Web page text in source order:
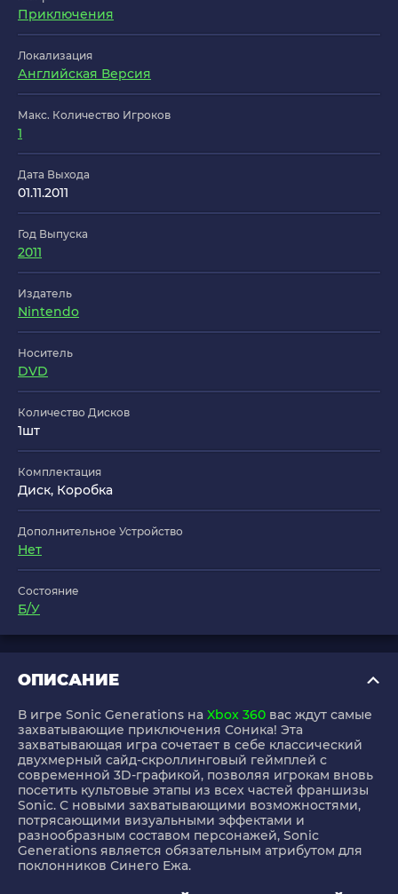
Приключения
Локализация
Английская Версия
Макс. Количество Игроков
1
Дата Выхода
01.11.2011
Год Выпуска
2011
Издатель
Nintendo
Носитель
DVD
Количество Дисков
1шт
Комплектация
Диск, Коробка
Дополнительное Устройство
Нет
Состояние
Б/У
ОПИСАНИЕ
В игре Sonic Generations на Xbox 360 вас ждут самые
захватывающие приключения Соника! Эта
захватывающая игра сочетает в себе классический
двухмерный сайд-скроллинговый геймплей с
современной 3D-графикой, позволяя игрокам вновь
посетить культовые этапы из всех частей франшизы
Sonic. С новыми захватывающими возможностями,
потрясающими визуальными эффектами и
разнообразным составом персонажей, Sonic
Generations является обязательным атрибутом для
поклонников Синего Ежа.